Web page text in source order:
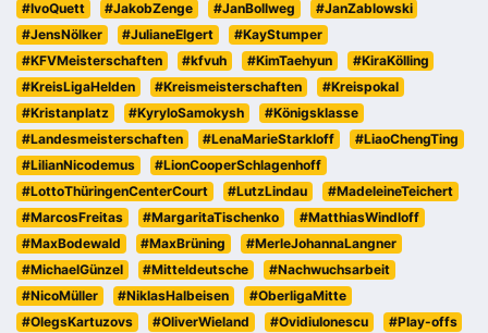
#IvoQuett
#JakobZenge #JanBollweg
#JanZablowski
#JensNölker
#JulianeElgert
#KayStumper
#KFVMeisterschaften
#kfvuh #KimTaehyun
#KiraKölling
#KreisLigaHelden
#Kreismeisterschaften
#Kreispokal
#Kristanplatz
#KyryloSamokysh
#Königsklasse
#Landesmeisterschaften
#LenaMarieStarkloff
#LiaoChengTing
#LilianNicodemus
#LionCooperSchlagenhoff
#LottoThüringenCenterCourt
#LutzLindau
#MadeleineTeichert
#MarcosFreitas
#MargaritaTischenko
#MatthiasWindloff
#MaxBodewald
#MaxBrüning
#MerleJohannaLangner
#MichaelGünzel
#Mitteldeutsche
#Nachwuchsarbeit
#NicoMüller
#NiklasHalbeisen
#OberligaMitte
#OlegsKartuzovs
#OliverWieland #OvidiuIonescu #Play-offs